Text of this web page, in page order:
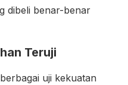
dibeli benar-benar
Teruji
uji kekuatan